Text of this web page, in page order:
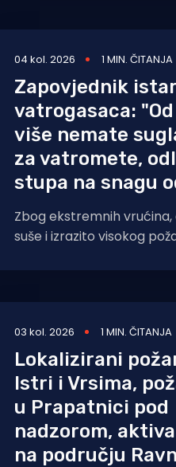
04 kol. 2026 1 MIN. ČITANJA
Zapovjednik
vatrogasaca:
više nemate
za vatromete,
stupa na snagu
Zbog ekstremnih
suše i izrazito visokog
Istarske županije donijela
03 kol. 2026 1 MIN. ČITANJA
Lokalizirani
Istri i Vrsima,
u Prapatnici pod
nadzorom,
na području